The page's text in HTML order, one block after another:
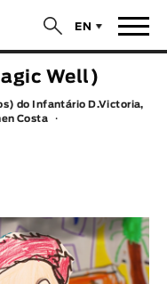
EN
$
Well)
do Infantário D.Victoria,
Costa